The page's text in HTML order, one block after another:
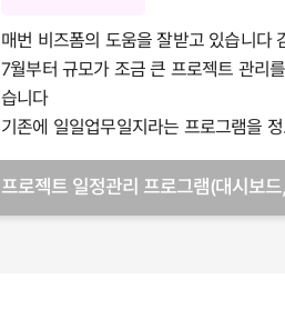
매번 비즈폼의 도움을 잘받고 있습니다
7월부터 규모가 조금 큰 프로젝트 관리
습니다
기존에 일일업무일지라는 프로그램을 정
프로젝트 일정관리 프로그램(대시보드